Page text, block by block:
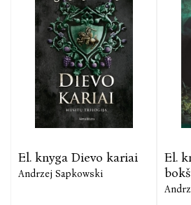
principus.“
granice.pl
El. knyga Dievo kariai
Andrzej Sapkowski
El.